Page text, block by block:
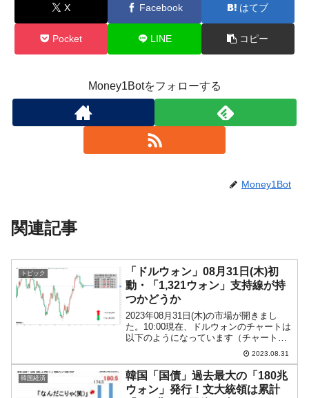
X Facebook はてブ
Pocket LINE コピー
Money1Botをフォローする
Money1Bot
関連記事
トピック
「ドルウォン」08月31日(木)初
動・「1,321ウォン」支持線が持
つかどうか
2023年08月31日(木)の市場が開きまし
た。10:00現在、ドルウォンのチャートは
以下のようになっています（チャートは
『Investing.com』より引用）。これから
調整が入るかもしれませんが、前日は陽
線で締まり、本日はそれを受けての...
2023.08.31
韓国経済
韓国「国債」過去最大の「180兆
ウォン」発行！文大統領は累計